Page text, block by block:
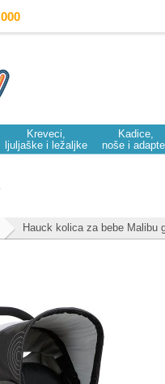
Kreveci,
ljuljaške i ležaljke
Kadice,
noše i
Hauck kolica za bebe Malibu